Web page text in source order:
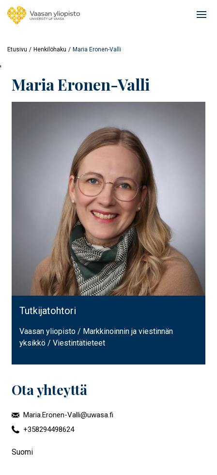
Etusivu Henkilöhaku Maria Eronen-Valli
'
Maria Eronen-Valli
Tutkijatohtori
Vaasan yliopisto / Markkinoinnin ja viestinnän
yksikkö / Viestintätieteet
Ota yhteyttä
Maria.Eronen-Valli@uwasa.fi
+358294498624
Suomi